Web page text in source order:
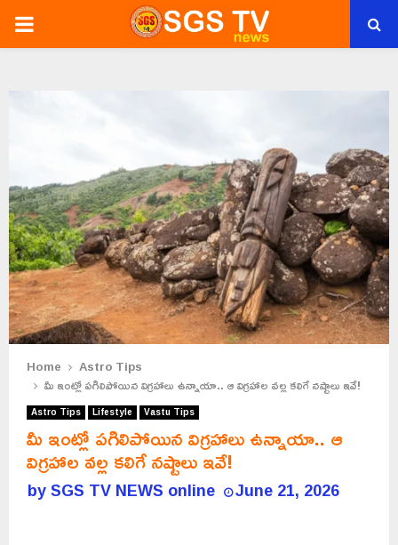
PRIMARY
Home
Astro Tips
మీ ఇంట్లో పగిలిపోయిన విగ్రహాలు ఉన్నాయా.. ఆ విగ్రహాల వల్ల కలిగే నష్టాలు ఇవే!
Astro Tips Lifestyle Vastu Tips
మీ ఇంట్లో పగిలిపోయిన విగ్రహాలు ఉన్నాయా.. ఆ
విగ్రహాల వల్ల కలిగే నష్టాలు ఇవే!
bySGS TV NEWS online June 21, 2026